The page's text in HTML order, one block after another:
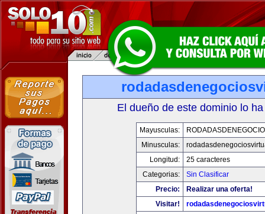
El dueño de este dominio lo
Mayusculas:
Minusculas:
Longitud:
25 caracteres
Categorias:
Sin Clasificar
Precio:
Realizar una oferta!
Visitar!